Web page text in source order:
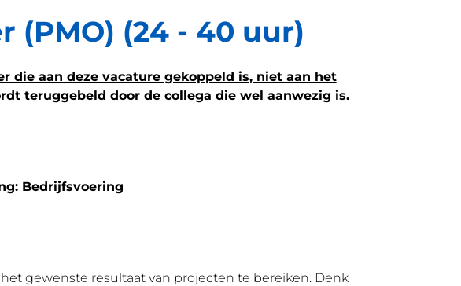
(24 - 40 uur)
die aan deze vacature gekoppeld is, niet aan het
teruggebeld door de collega die wel aanwezig is.
Bedrijfsvoering
gewenste resultaat van projecten te bereiken. Denk